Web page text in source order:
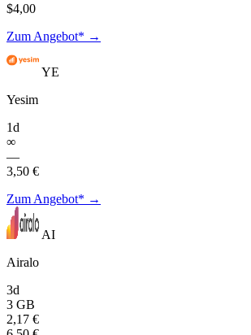
$4,00
Zum Angebot* →
YE
Yesim
1d
∞
—
3,50 €
Zum Angebot* →
AI
Airalo
3d
3 GB
2,17 €